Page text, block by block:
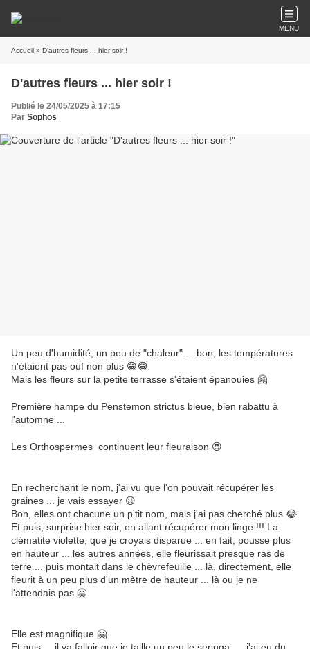
MENU
Accueil » D'autres fleurs ... hier soir !
D'autres fleurs ... hier soir !
Publié le 24/05/2025 à 17:15
Par Sophos
Un peu d'humidité, un peu de "chaleur" ... bon, les températures
n'étaient pas ouf non plus 😁😂
Mais les fleurs sur la petite terrasse s'étaient épanouies 🤗
Première hampe du Penstemon strictus bleue, bien rabattu à
l'automne ...
Les Orthospermes continuent leur fleuraison 😍
En recherchant le nom, j'ai vu que l'on pouvait récupérer les
graines ... je vais essayer 😉
Bon, elles ont chacune un p'tit nom, mais j'ai pas cherché plus 😂
Et puis, surprise hier soir, en allant récupérer mon linge !!! La
clématite violette, que je croyais disparue ... en fait, pousse plus
en hauteur ... les autres années, elle fleurissait presque ras de
terre ... puis montait dans le chèvrefeuille ... là, directement, elle
fleurit à un peu plus d'un mètre de hauteur ... là ou je ne
l'attendais pas 🤗
Elle est magnifique 🤗